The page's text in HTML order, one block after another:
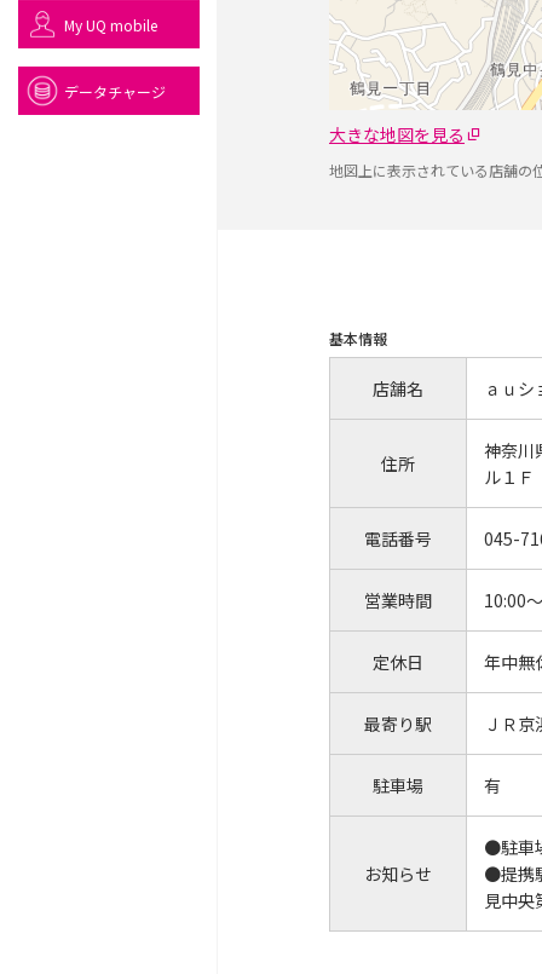
大きな地図を見る
地図上に表示されている店舗の
基本情報
店舗名 ａｕ
住所
神奈川
ル１Ｆ
電話番号 045-
営業時間 10:00
定休日 年中無
最寄り駅 ＪＲ
駐車場 有
お知らせ
●駐車
●提携
見中央
My UQ mobile
データチャージ